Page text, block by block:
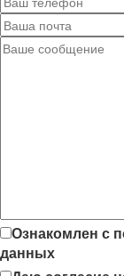
Ознакомлен с
данных